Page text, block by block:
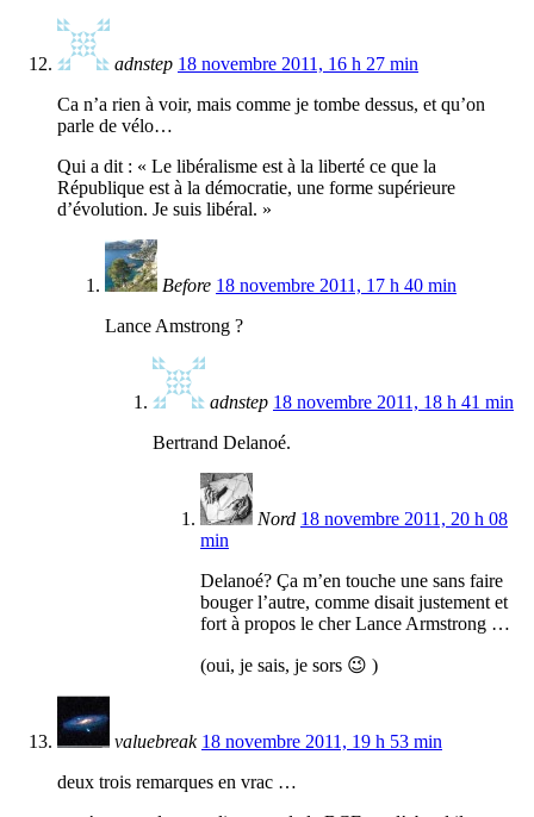
adnstep 18 novembre 2011, 16 h 27 min
Ca n’a rien à voir, mais comme je tombe dessus, et qu’on
parle de vélo…
Qui a dit : « Le libéralisme est à la liberté ce que la
République est à la démocratie, une forme supérieure
d’évolution. Je suis libéral. »
Before 18 novembre 2011, 17 h 40 min
Lance Amstrong ?
adnstep 18 novembre 2011, 18 h 41 min
Bertrand Delanoé.
Nord 18 novembre 2011, 20 h 08
min
Delanoé? Ça m’en touche une sans faire
bouger l’autre, comme disait justement et
fort à propos le cher Lance Armstrong …
(oui, je sais, je sors 😉 )
valuebreak 18 novembre 2011, 19 h 53 min
deux trois remarques en vrac …